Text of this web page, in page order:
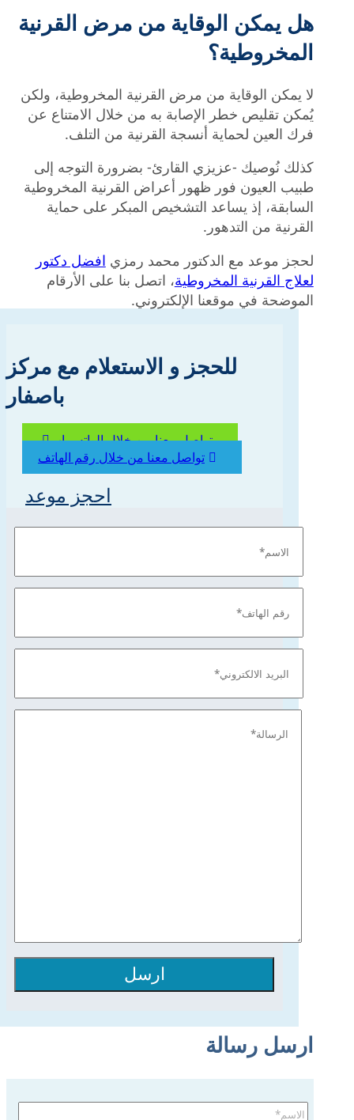
ارسل رسالة
هل يمكن الوقاية من مرض القرنية
المخروطية؟
لا يمكن الوقاية من مرض القرنية المخروطية، ولكن
يُمكن تقليص خطر الإصابة به من خلال الامتناع عن
فرك العين لحماية أنسجة القرنية من التلف.
كذلك نُوصيك -عزيزي القارئ- بضرورة التوجه إلى
طبيب العيون فور ظهور أعراض القرنية المخروطية
السابقة، إذ يساعد التشخيص المبكر على حماية
القرنية من التدهور.
لحجز موعد مع الدكتور محمد رمزي افضل دكتور
لعلاج القرنية المخروطية، اتصل بنا على الأرقام
الموضحة في موقعنا الإلكتروني.
للحجز و الاستعلام مع مركز
باصفار
تواصل معنا من خلال الواتس اب
تواصل معنا من خلال رقم الهاتف
احجز موعد
ارسل